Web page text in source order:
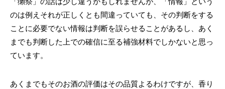
のは例えそれが正しくとも間違っていても、その判断をする
ことに必要でない情報は判断を誤らせることがあるし、あく
までも判断した上での確信に至る補強材料でしかないと思っ
ています。
あくまでもそのお酒の評価はその品質よるわけですが、香り